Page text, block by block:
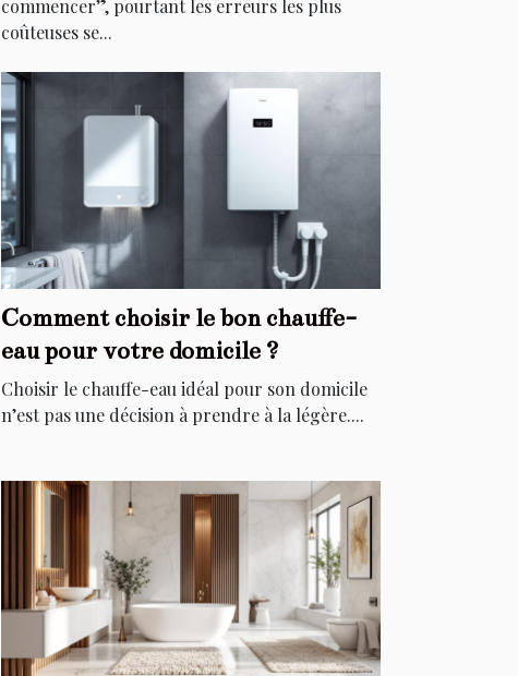
commencer”, pourtant les erreurs les plus
coûteuses se...
Comment choisir le bon chauffe-
eau pour votre domicile ?
Choisir le chauffe-eau idéal pour son domicile
n’est pas une décision à prendre à la légère....